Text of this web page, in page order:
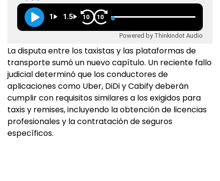
1 1.5 10 10
Powered by Thinkindot Audio
La disputa entre los taxistas y las plataformas de
transporte sumó un nuevo capítulo. Un reciente fallo
judicial determinó que los conductores de
aplicaciones como Uber, DiDi y Cabify deberán
cumplir con requisitos similares a los exigidos para
taxis y remises, incluyendo la obtención de licencias
profesionales y la contratación de seguros
específicos.